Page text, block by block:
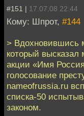
#151 | 17.07.08 22:44
Кому: Шпрот, #144
> Вдохновившись
который высказал
акции «Имя
голосование
nameofrussia.ru
списка-50
законом.